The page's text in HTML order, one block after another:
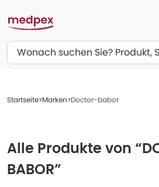
Suchen
Startseite Marken Doctor-babor
Alle Produkte von
BABOR”